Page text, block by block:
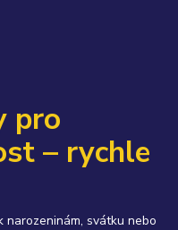
pro
– rychle
svátku nebo